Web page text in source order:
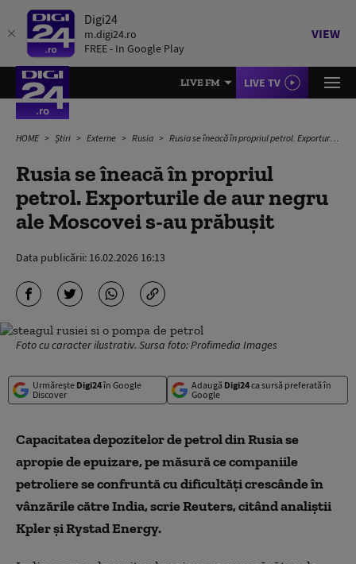
Digi24
m.digi24.ro
FREE - In Google Play
VIEW
LIVE FM LIVE TV
HOME Știri Externe Rusia Rusia se îneacă în propriul petrol. Exporturile de aur negru ale Moscovei s-au prăbușit
Rusia se îneacă în propriul
petrol. Exporturile de aur negru
ale Moscovei s-au prăbușit
Data publicării: 16.02.2026 16:13
Foto cu caracter ilustrativ. Sursa foto: Profimedia Images
Urmărește Digi24în Google
Discover
Adaugă Digi24ca sursă preferată în
Google
Capacitatea depozitelor de petrol din Rusia se
apropie de epuizare, pe măsură ce companiile
petroliere se confruntă cu dificultăți crescânde în
vânzările către India, scrie Reuters, citând analiștii
Kpler și Rystad Energy.